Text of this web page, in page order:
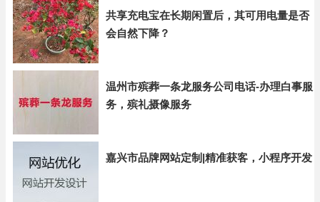
共享充电宝在长期闲置后，其可用电量是否
会自然下降？
温州市殡葬一条龙服务公司电话-办理白事服
务，殡礼摄像服务
嘉兴市品牌网站定制|精准获客，小程序开发